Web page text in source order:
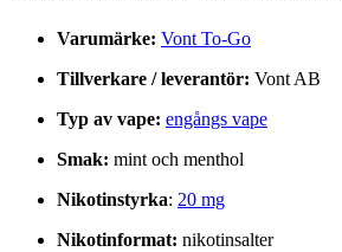
Varumärke: Vont To-Go
Tillverkare / leverantör: Vont AB
Typ av vape: engångs vape
Smak: mint och menthol
Nikotinstyrka: 20 mg
Nikotinformat: nikotinsalter